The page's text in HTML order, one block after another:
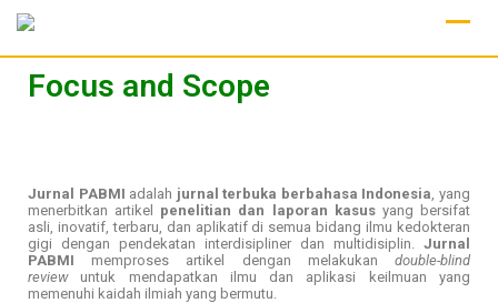
Focus and Scope
Jurnal PABMI adalah jurnal terbuka berbahasa Indonesia, yang
menerbitkan artikel penelitian dan laporan kasus yang bersifat
asli, inovatif, terbaru, dan aplikatif di semua bidang ilmu kedokteran
gigi dengan pendekatan interdisipliner dan multidisiplin. Jurnal
PABMI memproses artikel dengan melakukan double-blind
reviewuntuk mendapatkan ilmu dan aplikasi keilmuan yang
memenuhi kaidah ilmiah yang bermutu.